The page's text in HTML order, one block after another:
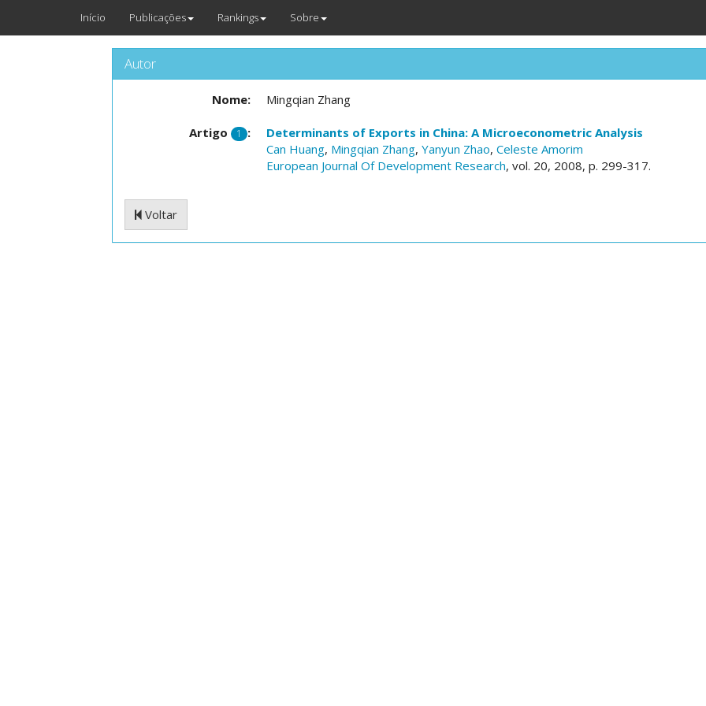
Início Publicações Rankings Sobre
Autor
Nome: Mingqian Zhang
Artigo 1 :
Determinants of Exports in China: A Microeconometric Analysis
Can Huang, Mingqian Zhang, Yanyun Zhao, Celeste Amorim
European Journal Of Development Research, vol. 20, 2008, p. 299-317.
Voltar